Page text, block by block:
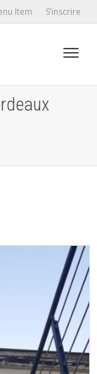
Item S’inscrire